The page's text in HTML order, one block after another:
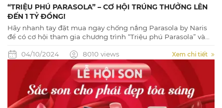
“TRIỆU PHÚ PARASOLA” – CƠ HỘI TRÚNG THƯỞNG LÊN
ĐẾN 1 TỶ ĐỒNG!
Hãy nhanh tay đặt mua ngay chống nắng Parasola by Naris
để có cơ hội tham gia chương trình “Triệu phú Parasola” và
04/10/2024
8010 views Xem chi tiết